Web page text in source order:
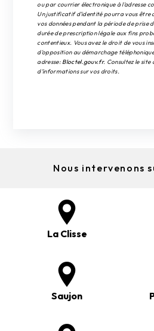
ou par courrier électronique à l'adresse
Un justificatif d'identité pourra vous être
vos données pendant la période de prise
durée de prescription légale aux fins
contentieux. Vous avez le droit de vous
d'opposition au démarchage
adresse: Bloctel.gouv.fr. Consultez le site
d’informations sur vos droits.
Nous intervenons
La Clisse
Saujon